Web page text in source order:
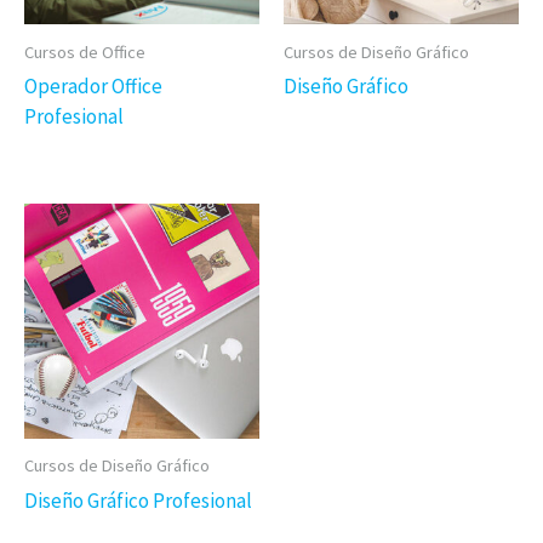
elegir
en
la
página
elegir
en
la
Cursos de Office
Operador Office
Profesional
tiene
múltiples
variantes.
Las
opciones
se
pueden
elegir
en
la
Cursos de Diseño Gráfico
Diseño Gráfico
Cursos de Diseño Gráfico
Diseño Gráfico Profesional